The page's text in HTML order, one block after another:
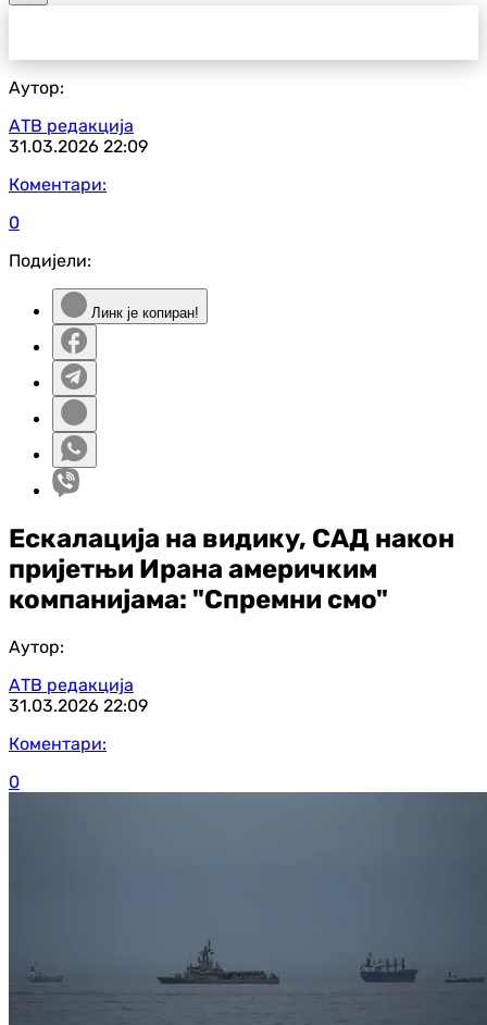
Аутор:
АТВ редакција
31.03.2026 22:09
Коментари:
0
Подијели:
Линк је копиран!
Ескалација на видику, САД након
пријетњи Ирана америчким
компанијама: "Спремни смо"
Аутор:
АТВ редакција
31.03.2026 22:09
Коментари:
0